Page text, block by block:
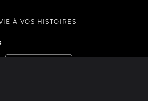
À VOS HISTOIRES